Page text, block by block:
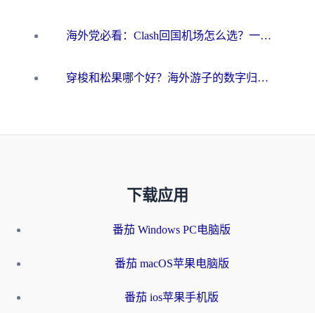
海外党必看：Clash回国机场怎么选？一篇搞定无缝访问国内资源的全攻略
穿梭和松果哪个好？海外游子的数字归乡路，到底该怎么选
下载应用
番茄 Windows PC电脑版
番茄 macOS苹果电脑版
番茄 ios苹果手机版